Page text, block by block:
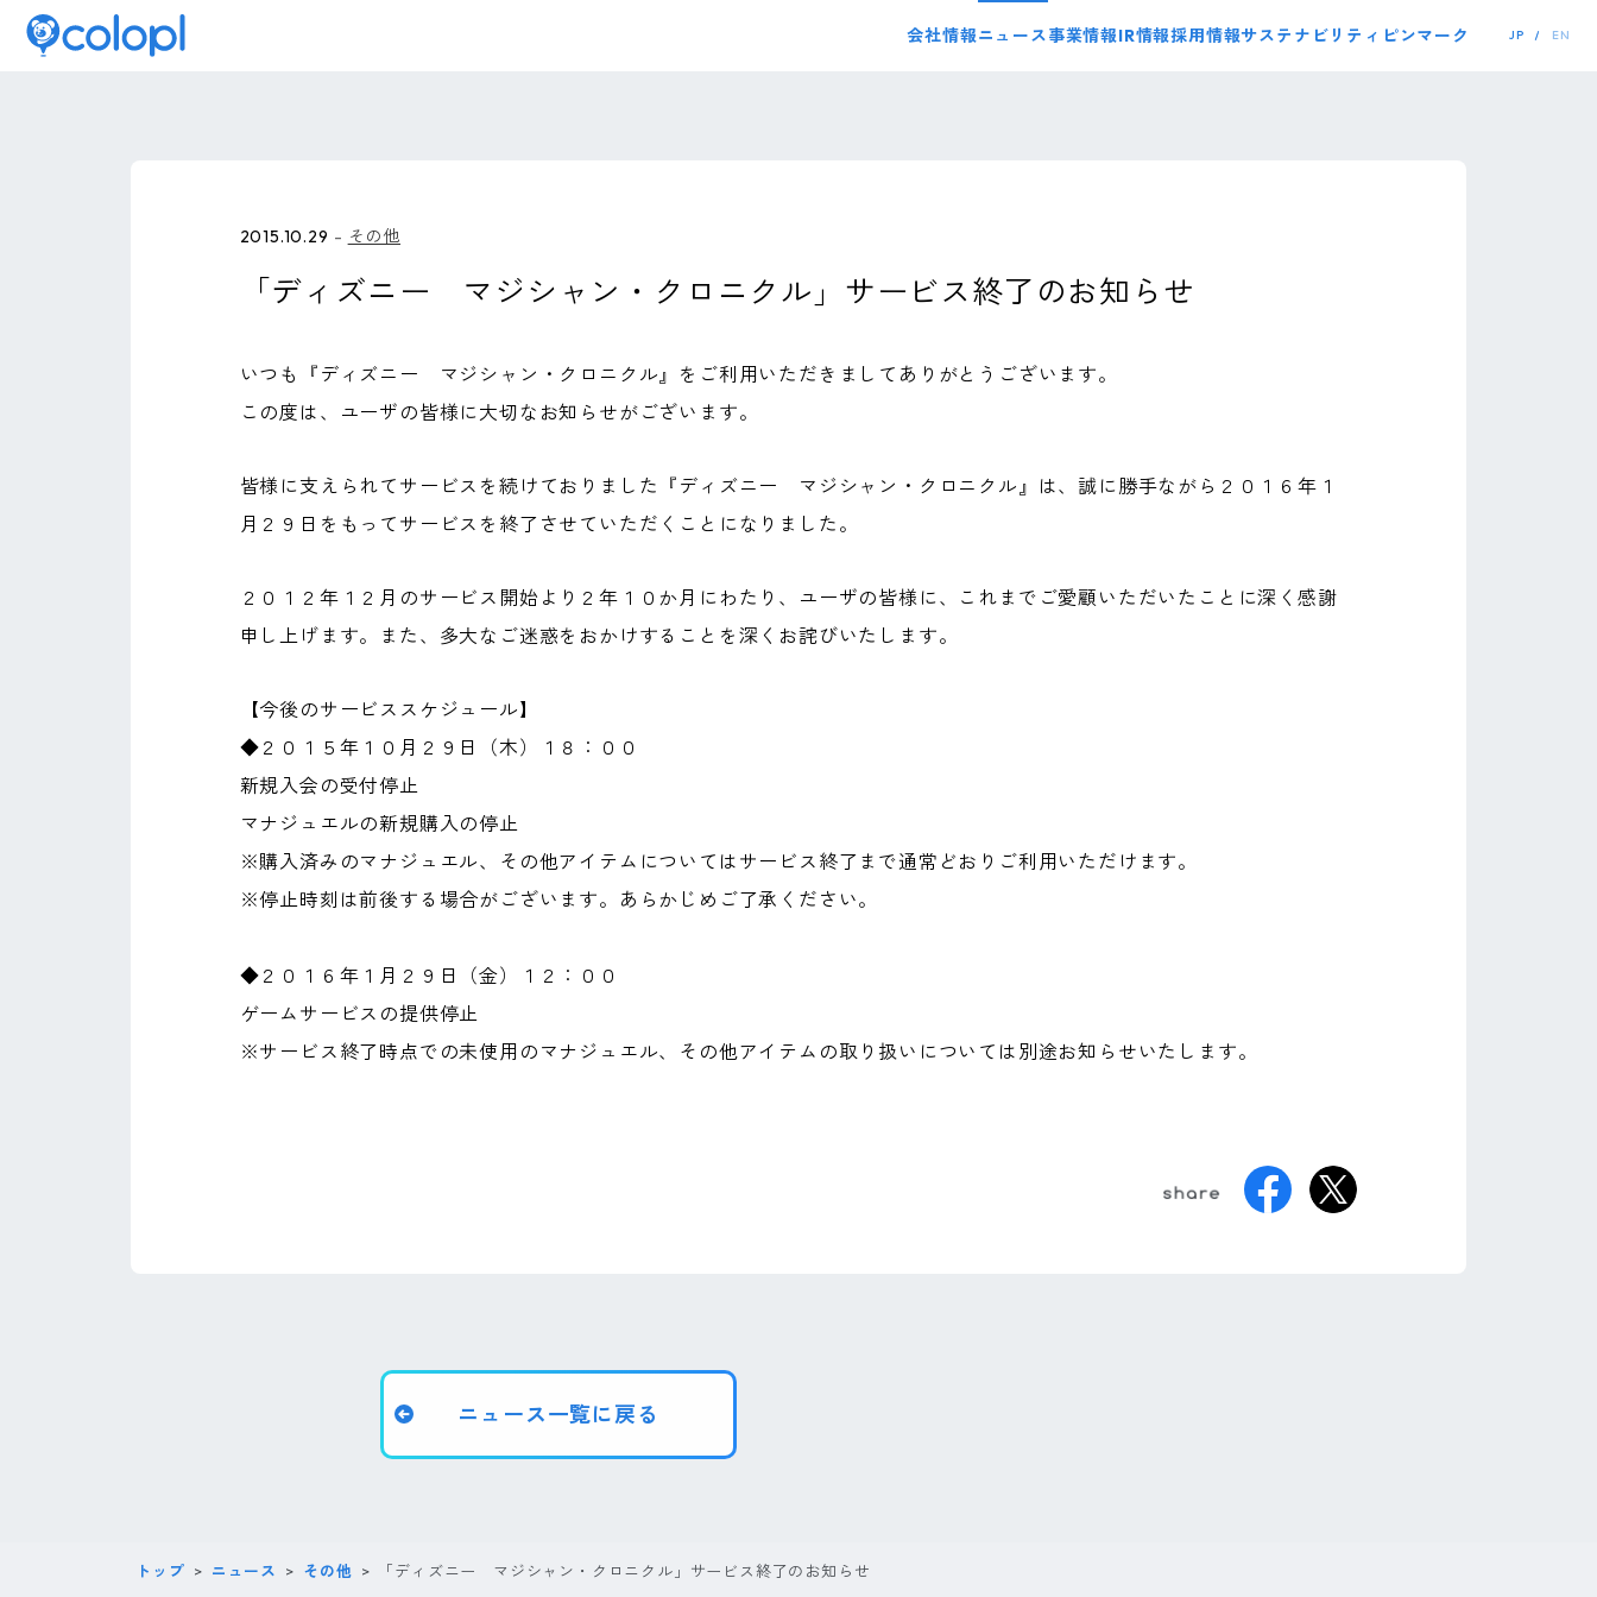
会社情報ニュース事業情報IR情報採用情報サステナビリティ ピンマーク JP EN
2015.10.29 その他
「ディズニー マジシャン・クロニクル」サービス終了のお知らせ
いつも『ディズニー マジシャン・クロニクル』をご利用いただきましてありがとうございます。
この度は、ユーザの皆様に大切なお知らせがございます。
皆様に支えられてサービスを続けておりました『ディズニー マジシャン・クロニクル』は、誠に勝手ながら２０１６年１
月２９日をもってサービスを終了させていただくことになりました。
２０１２年１２月のサービス開始より２年１０か月にわたり、ユーザの皆様に、これまでご愛顧いただいたことに深く感謝
申し上げます。また、多大なご迷惑をおかけすることを深くお詫びいたします。
【今後のサービススケジュール】
◆２０１５年１０月２９日（木）１８：００
新規入会の受付停止
マナジュエルの新規購入の停止
※購入済みのマナジュエル、その他アイテムについてはサービス終了まで通常どおりご利用いただけます。
※停止時刻は前後する場合がございます。あらかじめご了承ください。
◆２０１６年１月２９日（金）１２：００
ゲームサービスの提供停止
※サービス終了時点での未使用のマナジュエル、その他アイテムの取り扱いについては別途お知らせいたします。
ニュース一覧に戻る
トップ ニュース その他 「ディズニー マジシャン・クロニクル」サービス終了のお知らせ